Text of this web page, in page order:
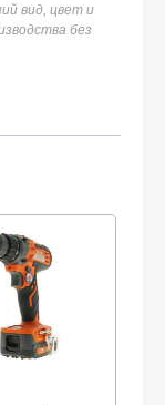
вид, цвет и
без